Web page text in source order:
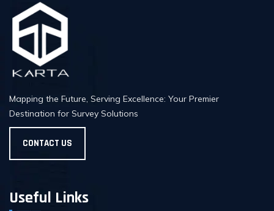
Mapping the Future, Serving Excellence: Your Premier
Destination for Survey Solutions
CONTACT US
Useful Links